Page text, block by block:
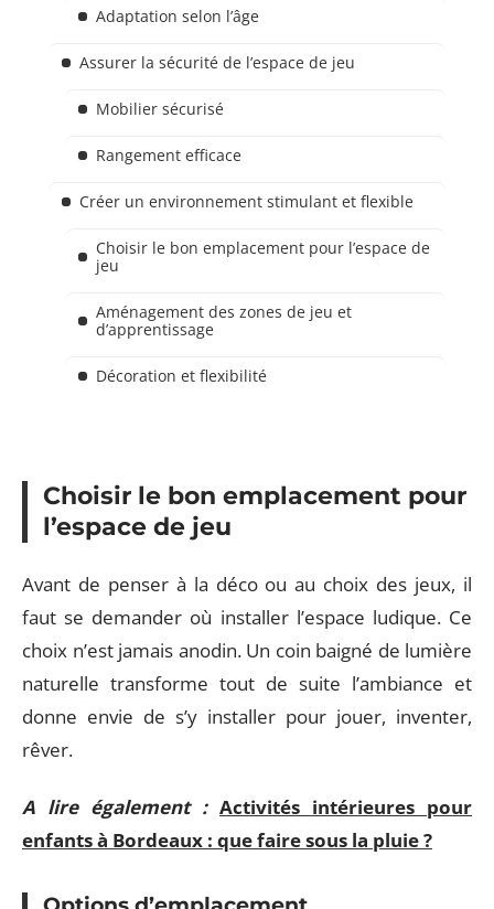
Adaptation selon l’âge
Assurer la sécurité de l’espace de jeu
Mobilier sécurisé
Rangement efficace
Créer un environnement stimulant et flexible
Choisir le bon emplacement pour l’espace de
jeu
Aménagement des zones de jeu et
d’apprentissage
Décoration et flexibilité
Choisir le bon emplacement pour
l’espace de jeu
Avant de penser à la déco ou au choix des jeux, il
faut se demander où installer l’espace ludique. Ce
choix n’est jamais anodin. Un coin baigné de lumière
naturelle transforme tout de suite l’ambiance et
donne envie de s’y installer pour jouer, inventer,
rêver.
A lire également : Activités intérieures pour
enfants à Bordeaux : que faire sous la pluie ?